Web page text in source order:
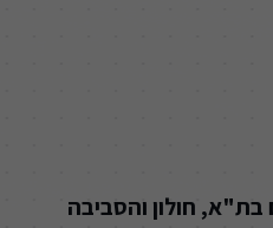
בת"א, חולון והסביבה